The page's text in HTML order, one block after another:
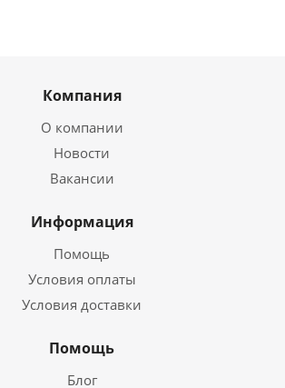
Компания
О компании
Новости
Вакансии
Информация
Помощь
Условия оплаты
Условия доставки
Помощь
Блог